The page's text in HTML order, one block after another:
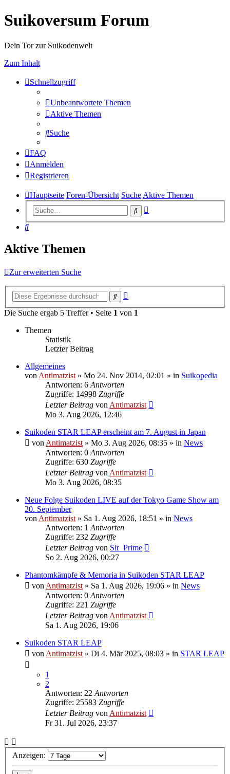
Suikoversum Forum
Dein Tor zur Suikodenwelt
Zum Inhalt
Schnellzugriff
Unbeantwortete Themen
Aktive Themen
Suche
FAQ
Anmelden
Registrieren
Hauptseite Foren-Übersicht Suche Aktive Themen
Suche
Suche
Aktive Themen
Zur erweiterten Suche
Suche
Die Suche ergab 5 Treffer • Seite 1 von 1
Themen
Statistik
Letzter Beitrag
Allgemeines
von Antimatzist » Mo 24. Nov 2014, 02:01 » in Suikopedia
Antworten: 6 Antworten
Zugriffe: 14998 Zugriffe
Letzter Beitrag von Antimatzist
Mo 3. Aug 2026, 12:46
Suikoden STAR LEAP erscheint am 7. August in Japan
von Antimatzist » Mo 3. Aug 2026, 08:35 » in News
Antworten: 0 Antworten
Zugriffe: 630 Zugriffe
Letzter Beitrag von Antimatzist
Mo 3. Aug 2026, 08:35
Neue Folge Suikoden LIVE auf der Tokyo Game Show am
20. September
von Antimatzist » Sa 1. Aug 2026, 18:51 » in News
Antworten: 1 Antworten
Zugriffe: 232 Zugriffe
Letzter Beitrag von Sir_Prime
So 2. Aug 2026, 00:27
Phantomkämpfe & Memoria in Suikoden STAR LEAP
von Antimatzist » Sa 1. Aug 2026, 19:06 » in News
Antworten: 0 Antworten
Zugriffe: 221 Zugriffe
Letzter Beitrag von Antimatzist
Sa 1. Aug 2026, 19:06
Suikoden STAR LEAP
von Antimatzist » Di 4. Mär 2025, 08:03 » in STAR LEAP
1
2
Antworten: 22 Antworten
Zugriffe: 25583 Zugriffe
Letzter Beitrag von Antimatzist
Fr 31. Jul 2026, 23:37
Anzeigen: